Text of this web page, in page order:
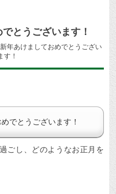
とうございます！
新年あけましておめでとうござい
す！
でとうございます！
ごし、どのようなお正月を